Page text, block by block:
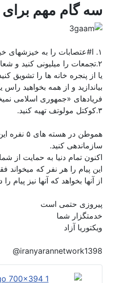
سه گام مهم
۱. ا#عتصابات را به خیزشهای خیابانی گره بزنید.
۲.تجمعات را میلیونی کنید و
یا از پنجره خانه ها را تشویق
بیاندازید و از همه بخواهید
فریادهای «جمهوری اسلامی
۳.کوکتل مولوتف تهیه کنید.
هموطن در
سازماندهی کنید.
اکنون تمام دنیا به حمایت از
این پیام را هر نفر که میخواند
از آنها بخواهد که آنها نیز
پیروزی حتمی است
خدمتگزار شما
ویکتوریا آزاد
@iranyarannetwork1398